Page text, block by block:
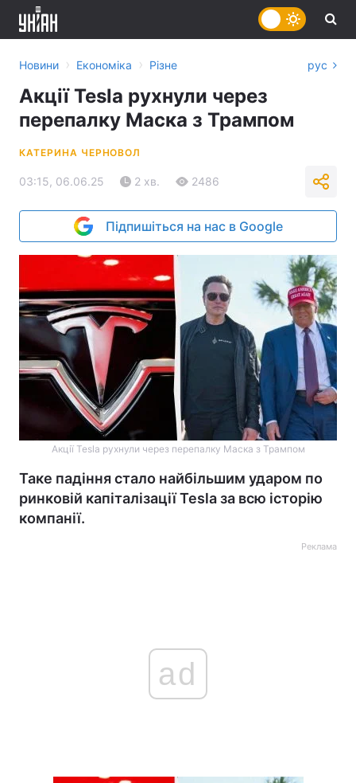
Новини › Економіка › Різне рус
Акції Tesla рухнули через
перепалку Маска з Трампом
КАТЕРИНА ЧЕРНОВОЛ
03:15, 06.06.25 2 хв. 2486
Підпишіться на нас в Google
Акції Tesla рухнули через перепалку Маска з Трампом
Таке падіння стало найбільшим ударом по
ринковій капіталізації Tesla за всю історію
компанії.
Реклама
ad